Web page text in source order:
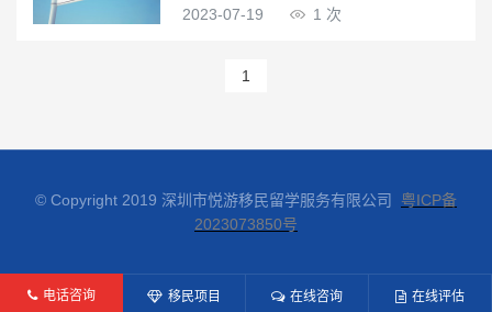
2023-07-19 1 次
1
© Copyright 2019 深圳市悦游移民留学服务有限公司 粤ICP备
2023073850号
电话咨询 移民项目 在线咨询 在线评估